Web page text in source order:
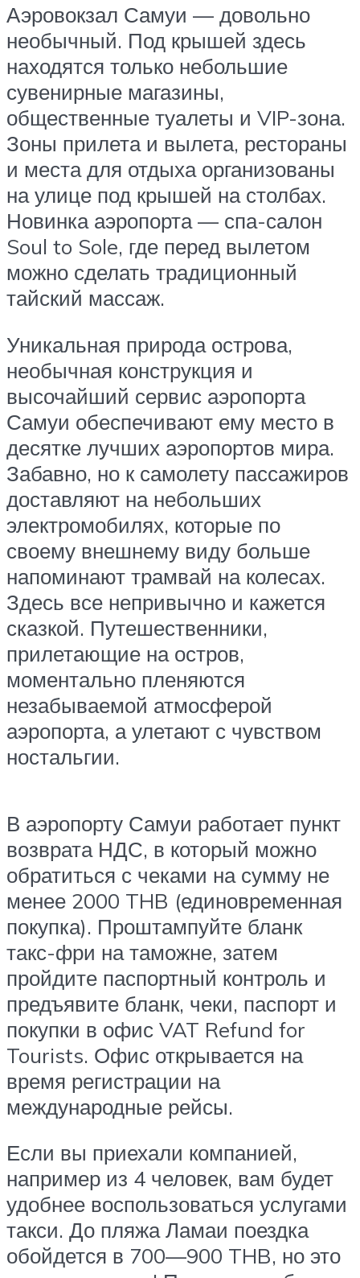
Аэровокзал Самуи — довольно
необычный. Под крышей здесь
находятся только небольшие
сувенирные магазины,
общественные туалеты и VIP-зона.
Зоны прилета и вылета, рестораны
и места для отдыха организованы
на улице под крышей на столбах.
Новинка аэропорта — спа-салон
Soul to Sole, где перед вылетом
можно сделать традиционный
тайский массаж.
Уникальная природа острова,
необычная конструкция и
высочайший сервис аэропорта
Самуи обеспечивают ему место в
десятке лучших аэропортов мира.
Забавно, но к самолету пассажиров
доставляют на небольших
электромобилях, которые по
своему внешнему виду больше
напоминают трамвай на колесах.
Здесь все непривычно и кажется
сказкой. Путешественники,
прилетающие на остров,
моментально пленяются
незабываемой атмосферой
аэропорта, а улетают с чувством
ностальгии.
В аэропорту Самуи работает пункт
возврата НДС, в который можно
обратиться с чеками на сумму не
менее 2000 THB (единовременная
покупка). Проштампуйте бланк
такс-фри на таможне, затем
пройдите паспортный контроль и
предъявите бланк, чеки, паспорт и
покупки в офис VAT Refund for
Tourists. Офис открывается на
время регистрации на
международные рейсы.
Если вы приехали компанией,
например из 4 человек, вам будет
удобнее воспользоваться услугами
такси. До пляжа Ламаи поездка
обойдется в 700—900 THB, но это